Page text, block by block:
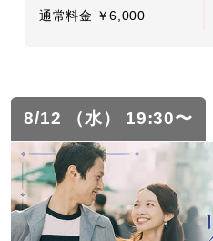
通常料金 ￥6,000
8/12 （水） 19:30〜